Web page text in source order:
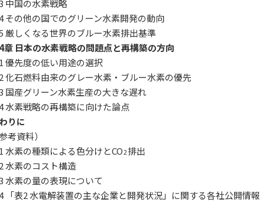
中国の水素戦略
その他の国でのグリーン水素開発の動向
厳しくなる世界のブルー水素排出基準
章 日本の水素戦略の問題点と再構築の方向
優先度の低い用途の選択
化石燃料由来のグレー水素・ブルー水素の優先
国産グリーン水素生産の大きな遅れ
水素戦略の再構築に向けた論点
りに
参考資料）
水素の種類による色分けとCO2排出
水素のコスト構造
水素の量の表現について
「表2 水電解装置の主な企業と開発状況」に関する各社公開情報